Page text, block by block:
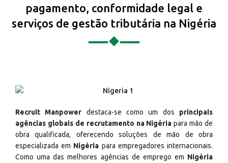
pagamento, conformidade legal e
serviços de gestão tributária na Nigéria
Recruit Manpower destaca-se como um dos principais
agências globais de recrutamento na Nigéria para mão de
obra qualificada, oferecendo soluções de mão de obra
especializada em Nigéria para empregadores internacionais.
Como uma das melhores agências de emprego em Nigéria